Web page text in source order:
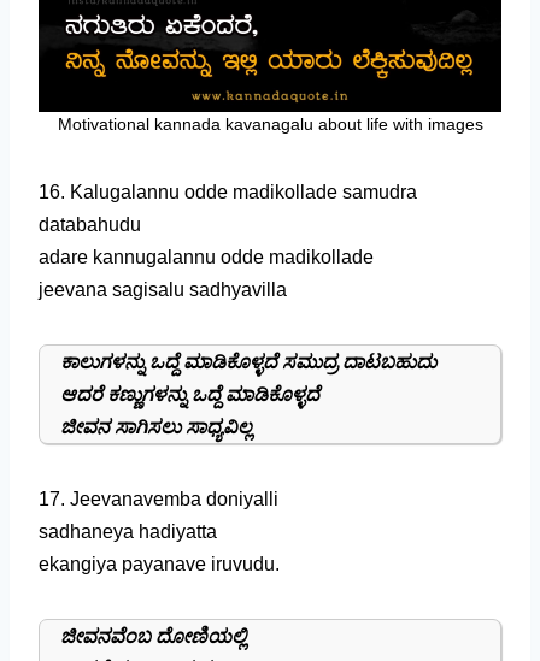
Motivational kannada kavanagalu about life with images
16. Kalugalannu odde madikollade samudra
databahudu
adare kannugalannu odde madikollade
jeevana sagisalu sadhyavilla
ಕಾಲುಗಳನ್ನು ಒದ್ದೆ ಮಾಡಿಕೊಳ್ಳದೆ ಸಮುದ್ರ ದಾಟಬಹುದು
ಆದರೆ ಕಣ್ಣುಗಳನ್ನು ಒದ್ದೆ ಮಾಡಿಕೊಳ್ಳದೆ
ಜೀವನ ಸಾಗಿಸಲು ಸಾಧ್ಯವಿಲ್ಲ
17. Jeevanavemba doniyalli
sadhaneya hadiyatta
ekangiya payanave iruvudu.
ಜೀವನವೆಂಬ ದೋಣಿಯಲ್ಲಿ